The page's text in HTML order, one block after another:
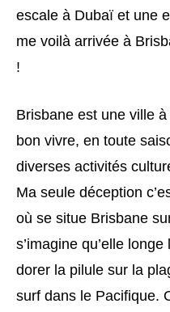
escale à Dubaï et une
me voilà arrivée à
!
Brisbane est une ville
bon vivre, en toute
diverses activités
Ma seule déception
où se situe Brisbane
s’imagine qu’elle
dorer la pilule sur la
surf dans le Pacifique.